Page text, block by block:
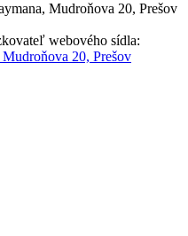
Mudroňova 20, Prešov
webového sídla:
20, Prešov